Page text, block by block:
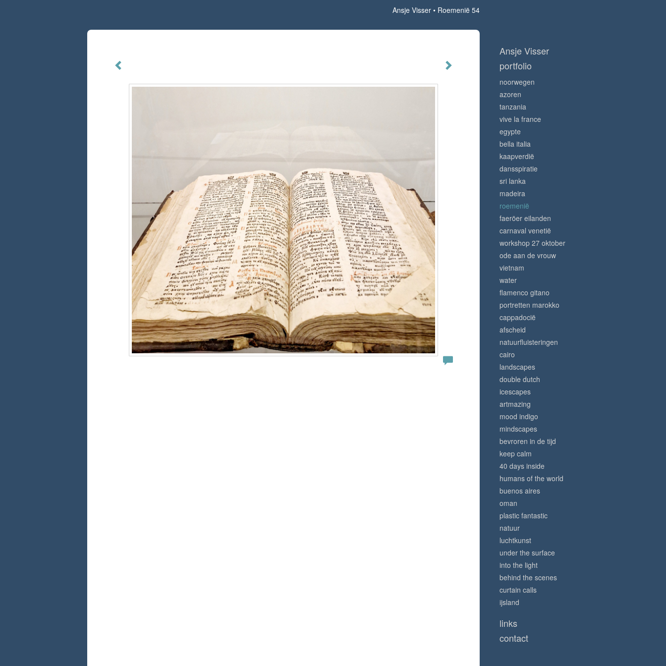
Ansje Visser Roemenië 54
Ansje Visser
portfolio
noorwegen
azoren
tanzania
vive la france
egypte
bella italia
kaapverdië
dansspiratie
sri lanka
madeira
roemenië
faeröer eilanden
carnaval venetië
workshop 27 oktober
ode aan de vrouw
vietnam
water
flamenco gitano
portretten marokko
cappadocië
afscheid
natuurfluisteringen
cairo
landscapes
double dutch
icescapes
artmazing
mood indigo
mindscapes
bevroren in de tijd
keep calm
40 days inside
humans of the world
buenos aires
oman
plastic fantastic
natuur
luchtkunst
under the surface
into the light
behind the scenes
curtain calls
ijsland
links
contact